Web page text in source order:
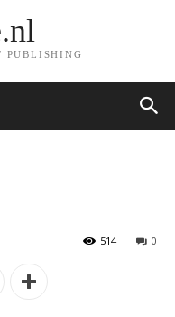
PUBLISHING
0
514